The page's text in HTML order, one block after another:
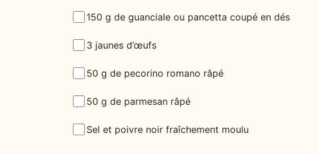
150 g de guanciale ou pancetta coupé en dés
3 jaunes d’œufs
50 g de pecorino romano râpé
50 g de parmesan râpé
Sel et poivre noir fraîchement moulu